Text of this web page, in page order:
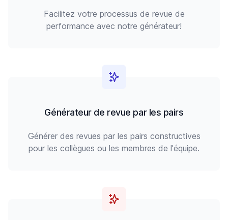
Facilitez votre processus de revue de
performance avec notre générateur!
Générateur de revue par les pairs
Générer des revues par les pairs constructives
pour les collègues ou les membres de l'équipe.